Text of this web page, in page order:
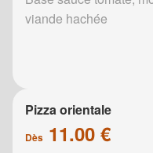
viande hachée
Pizza orientale
Dès 11.00 €